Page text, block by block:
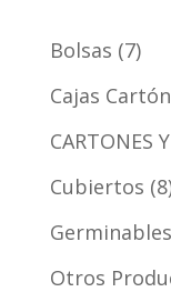
Bolsas 7
Cajas
CARTONES
Cubiertos 8
Germinables
Otros